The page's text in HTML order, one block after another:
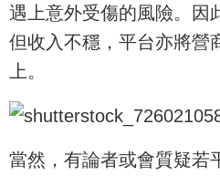
遇上意外受傷的風險。因
但收入不穩，平台亦將營
上。
當然，有論者或會質疑若